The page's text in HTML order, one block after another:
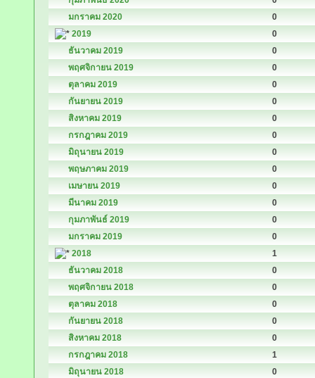
มกราคม 2020
0
2019
0
ธันวาคม 2019
0
พฤศจิกายน 2019
0
ตุลาคม 2019
0
กันยายน 2019
0
สิงหาคม 2019
0
กรกฎาคม 2019
0
มิถุนายน 2019
0
พฤษภาคม 2019
0
เมษายน 2019
0
มีนาคม 2019
0
กุมภาพันธ์ 2019
0
มกราคม 2019
0
2018
1
ธันวาคม 2018
0
พฤศจิกายน 2018
0
ตุลาคม 2018
0
กันยายน 2018
0
สิงหาคม 2018
0
กรกฎาคม 2018
1
มิถุนายน 2018
0